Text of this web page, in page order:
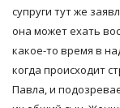
супруги тут же
она может ехать
какое-то время в
когда происходит
Павла, и